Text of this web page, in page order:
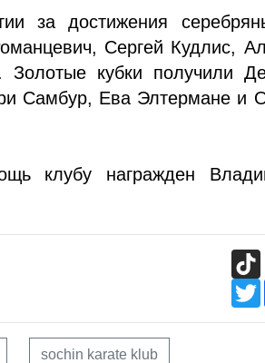
за достижения
Сергей Кудлис,
кубки получили
Самбур, Ева Элтермане и
клубу награжден
sochin karate klub